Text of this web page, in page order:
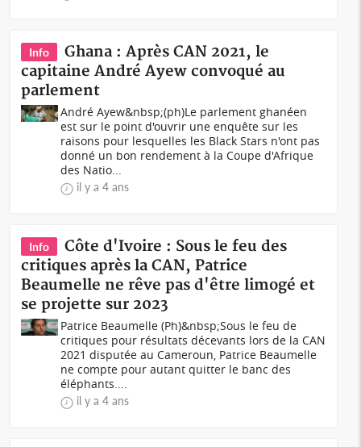
Info
Ghana : Après CAN 2021, le
capitaine André Ayew convoqué au
parlement
André Ayew&nbsp;(ph)Le parlement ghanéen
est sur le point d'ouvrir une enquête sur les
raisons pour lesquelles les Black Stars n'ont pas
donné un bon rendement à la Coupe d'Afrique
des Natio...
il y a 4 ans
Info
Côte d'Ivoire : Sous le feu des
critiques après la CAN, Patrice
Beaumelle ne rêve pas d'être limogé et
se projette sur 2023
Patrice Beaumelle (Ph)&nbsp;Sous le feu de
critiques pour résultats décevants lors de la CAN
2021 disputée au Cameroun, Patrice Beaumelle
ne compte pour autant quitter le banc des
éléphants....
il y a 4 ans